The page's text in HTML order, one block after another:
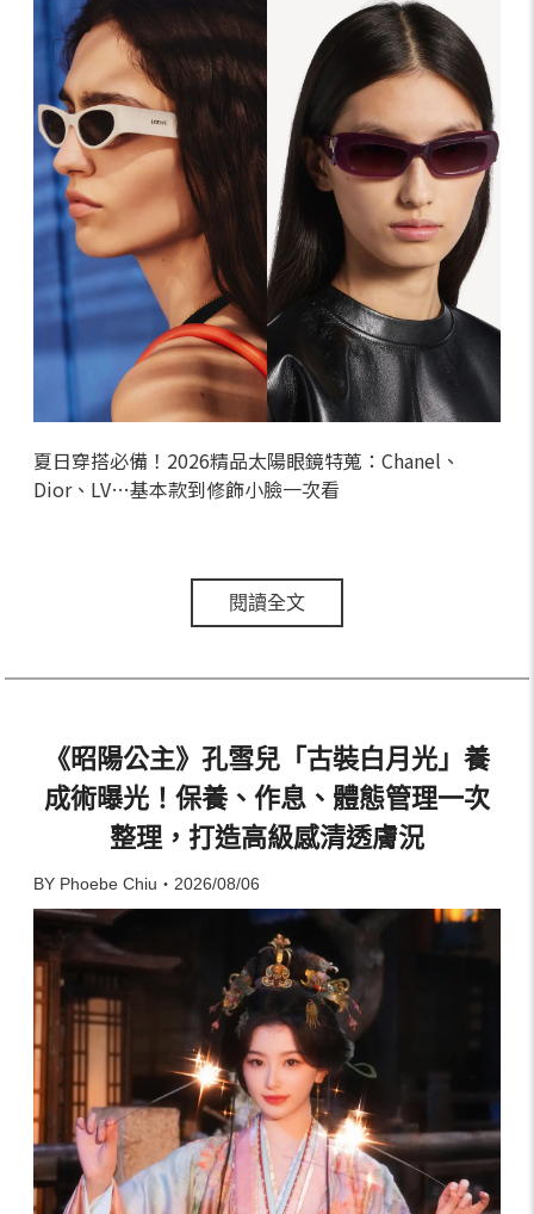
夏日穿搭必備！2026精品太陽眼鏡特蒐：Chanel、
Dior、LV…基本款到修飾小臉一次看
閱讀全文
《昭陽公主》孔雪兒「古裝白月光」養
成術曝光！保養、作息、體態管理一次
整理，打造高級感清透膚況
BY Phoebe Chiu・2026/08/06